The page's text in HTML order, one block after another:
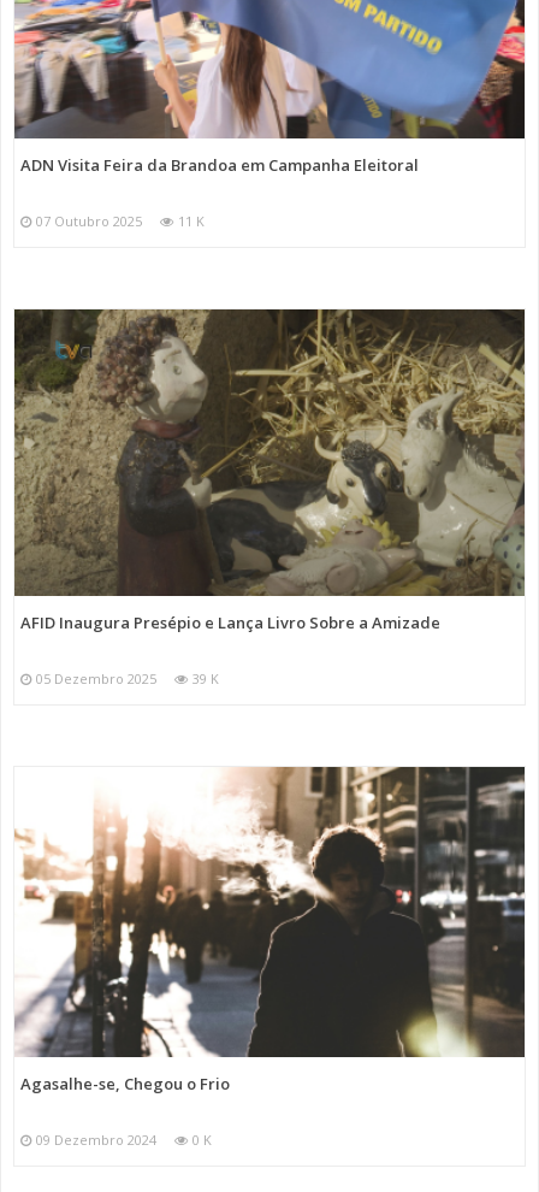
ADN Visita Feira da Brandoa em Campanha Eleitoral
07 Outubro 2025 11 K
AFID Inaugura Presépio e Lança Livro Sobre a Amizade
05 Dezembro 2025 39 K
Agasalhe-se, Chegou o Frio
09 Dezembro 2024 0 K